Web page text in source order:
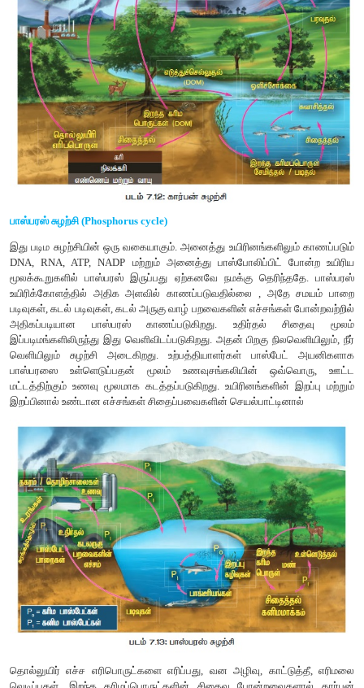
8. சிதைத்தல் (Decomposition)
சிதைவுக்கூளங்கள் (இறந்த தாவரங்கள், விலங்குகள் மற்றும்
சிதைப்பவைகளால், சிறிய கரிமப்பொருளாக உடைக்கப்படும்
சிதைத்தல் என்று பெயர். இது, ஒரு சூழல்
மறுசுழற்சிக்கும் சமநிலைப்பாட்டிற்கும் தேவைப்படும்
உள்ளது.
சிதைவின் இயல்பு
சிதைவு செயல்முறை கரிமக்கூறுகளின் தன்மையைப் பொருத்து
அதாவது செல்லுலோஸ், லிக்னின், கைட்டின்,
ஆகியவற்றை விட கார்போஹட்ரேட், கொழுப்பு, புரதம் போன்ற
விரைவாக சிதைவடைகின்றன.
சிதைவு செயல்முறைகள்
சிதைவு என்பது நொதிகளின் செயல்பாட்டால் படிப்படியாக
நிலையழிவுச் செயலாகும் சிதைவுக்கூளங்கள்
மூலப்பொருட்களாக செயல்படுகின்றன. இது கீழ்கண்ட
நடைபெறுகிறது.
அ. துணுக்காதல் (Fragmentation):
சிதைப்பவைகளாக உள்ள பாக்டீரியங்கள், பூஞ்சைகள் மற்றும் மண்
சிதைவுக்கூளங்கள் சிறிய துண்டுகளாக உடைபடுவதற்கு
சுரக்கின்றன. துணுக்காதலால் சிதைவுக்கூளத் துகள்களின்